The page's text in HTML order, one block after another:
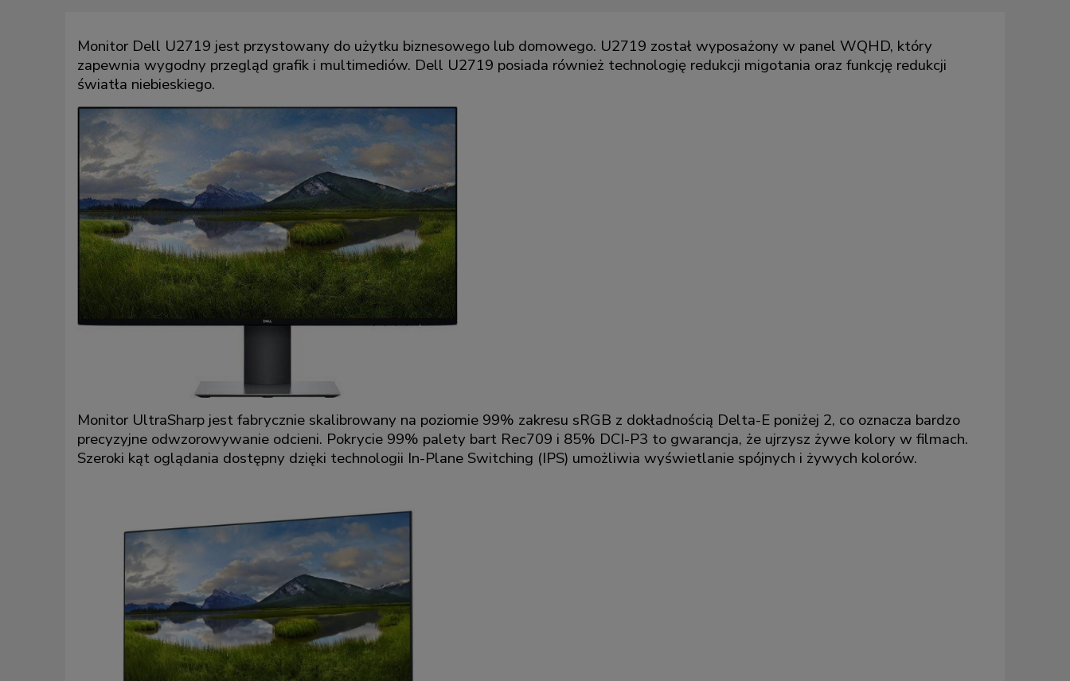
Monitor Dell U2719 jest przystowany do użytku biznesowego lub domowego. U2719 został wyposażony w panel WQHD, który
zapewnia wygodny przegląd grafik i multimediów. Dell U2719 posiada również technologię redukcji migotania oraz funkcję redukcji
światła niebieskiego.
Monitor UltraSharp jest fabrycznie skalibrowany na poziomie 99% zakresu sRGB z dokładnością Delta-E poniżej 2, co oznacza bardzo
precyzyjne odwzorowywanie odcieni. Pokrycie 99% palety bart Rec709 i 85% DCI-P3 to gwarancja, że ujrzysz żywe kolory w filmach.
Szeroki kąt oglądania dostępny dzięki technologii In-Plane Switching (IPS) umożliwia wyświetlanie spójnych i żywych kolorów.